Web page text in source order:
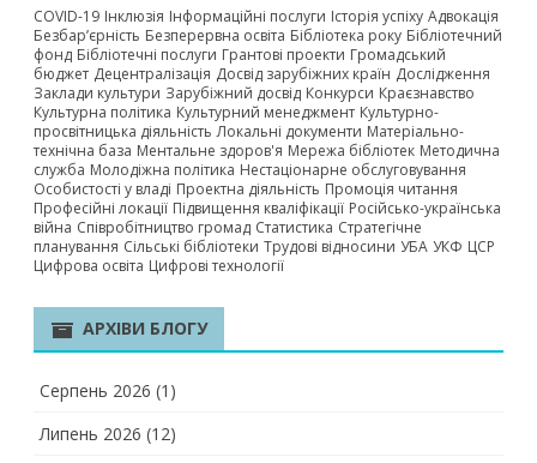
COVID-19 Інклюзія Інформаційні послуги Історія успіху Адвокація
Безбар’єрність Безперервна освіта Бібліотека року Бібліотечний
фонд Бібліотечні послуги Грантові проекти Громадський
бюджет Децентралізація Досвід зарубіжних країн Дослідження
Заклади культури Зарубіжний досвід Конкурси Краєзнавство
Культурна політика Культурний менеджмент Культурно-
просвітницька діяльність Локальні документи Матеріально-
технічна база Ментальне здоров'я Мережа бібліотек Методична
служба Молодіжна політика Нестаціонарне обслуговування
Особистості у владі Проектна діяльність Промоція читання
Професійні локації Підвищення кваліфікації Російсько-українська
війна Співробітництво громад Статистика Стратегічне
планування Сільські бібліотеки Трудові відносини УБА УКФ ЦСР
Цифрова освіта Цифрові технології
АРХІВИ БЛОГУ
Серпень 2026 (1)
Липень 2026 (12)